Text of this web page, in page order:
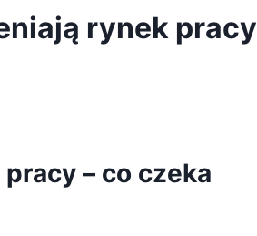
rynek pracy
– co czeka